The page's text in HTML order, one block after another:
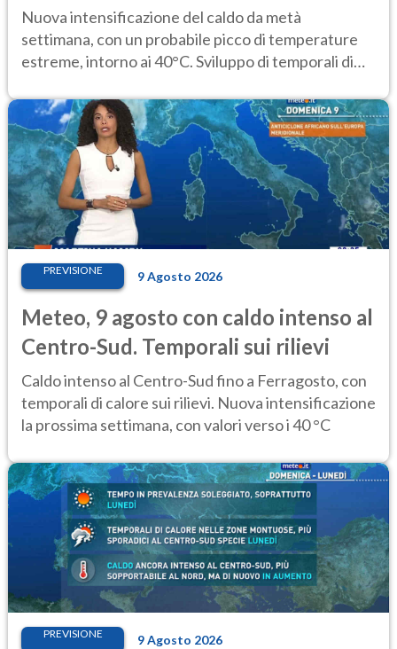
Nuova intensificazione del caldo da metà
settimana, con un probabile picco di temperature
estreme, intorno ai 40°C. Sviluppo di temporali di
PREVISIONE 9 Agosto 2026
Meteo, 9 agosto con caldo intenso al
Centro-Sud. Temporali sui rilievi
Caldo intenso al Centro-Sud fino a Ferragosto, con
temporali di calore sui rilievi. Nuova intensificazione
la prossima settimana, con valori verso i 40 °C
PREVISIONE 9 Agosto 2026